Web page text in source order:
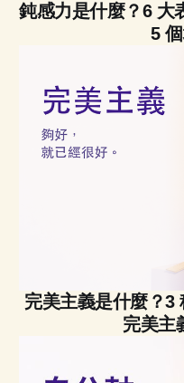
鈍感力是什麼？6 大
5
完美主義是什麼？3
完美主